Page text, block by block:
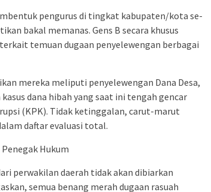
pengurus di tingkat kabupaten/kota se-
bakal memanas. Gens B secara khusus
temuan dugaan penyelewengan berbagai
mereka meliputi penyelewengan Dana Desa,
dana hibah yang saat ini tengah gencar
(KPK). Tidak ketinggalan, carut-marut
daftar evaluasi total.
Hukum
perwakilan daerah tidak akan dibiarkan
semua benang merah dugaan rasuah